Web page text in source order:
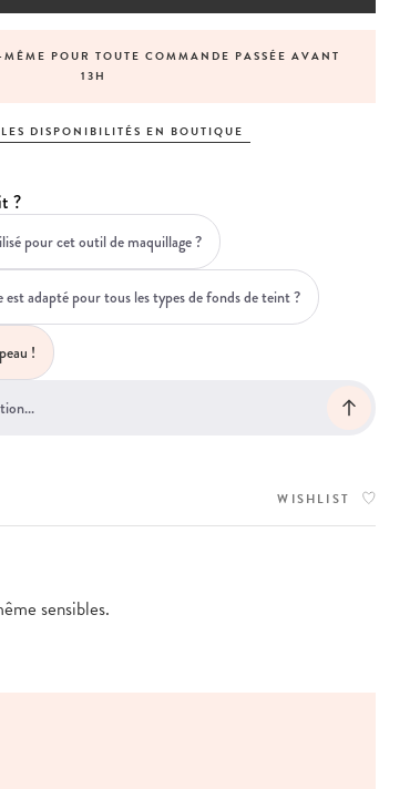
POUR TOUTE COMMANDE PASSÉE AVANT
13H
DISPONIBILITÉS EN BOUTIQUE
?
pour cet outil de maquillage ?
est adapté pour tous les types de fonds de teint ?
!
WISHLIST
sensibles.